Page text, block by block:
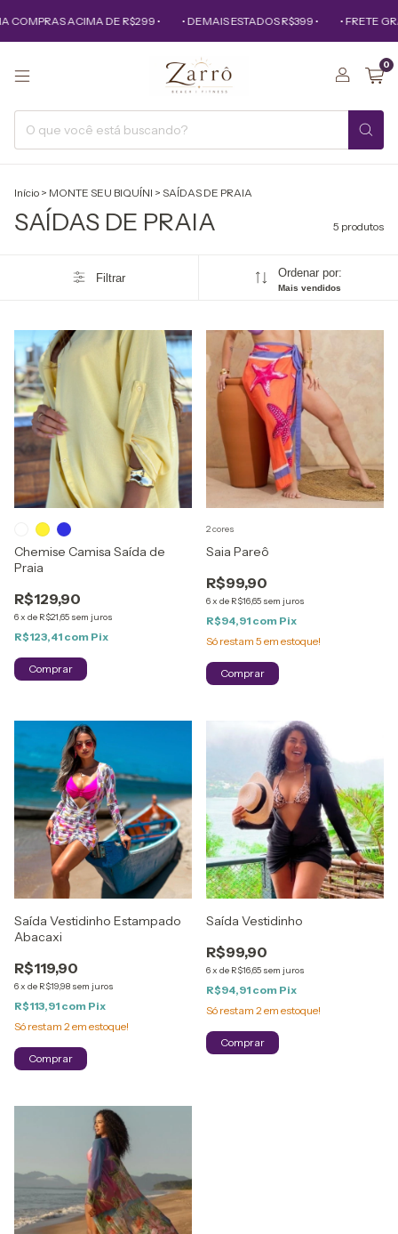
ACIMA DE R$299 • • DEMAIS ESTADOS R$399 • • FRETE
0
Início > MONTE SEU BIQUÍNI > SAÍDAS DE PRAIA
SAÍDAS DE PRAIA 5 produtos
Filtrar Ordenar por:
Mais vendidos
Chemise Camisa Saída de
Praia
R$129,90
6x de R$21,65 sem juros
R$123,41 com Pix
Comprar
Saia Pareô
R$99,90
6x de R$16,65 sem juros
R$94,91 com Pix
Só restam 5 em estoque!
2 cores
Comprar
Saída Vestidinho Estampado
Abacaxi
R$119,90
6x de R$19,98 sem juros
R$113,91 com Pix
Só restam 2em estoque!
Comprar
Saída Vestidinho
R$99,90
6x de R$16,65 sem juros
R$94,91 com Pix
Só restam 2em estoque!
Comprar